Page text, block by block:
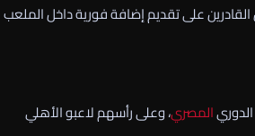
القادرين على تقديم إضافة فورية داخل الملعب
المصري، وعلى رأسهم لاعبو الأهلي